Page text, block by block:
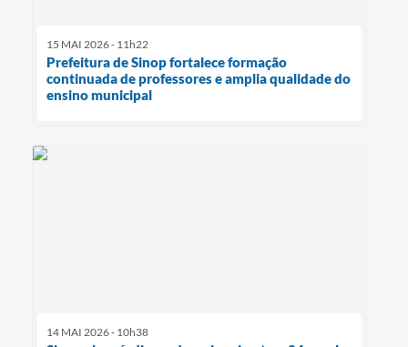
15 MAI 2026 - 11h22
Prefeitura de Sinop fortalece formação
continuada de professores e amplia qualidade do
ensino municipal
14 MAI 2026 - 10h38